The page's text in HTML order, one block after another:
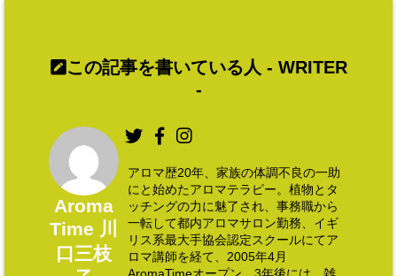
この記事を書いている人 - WRITER
-
Aroma
Time 川
口三枝
アロマ歴20年、家族の体調不良の一助
にと始めたアロマテラピー。植物とタ
ッチングの力に魅了され、事務職から
一転して都内アロマサロン勤務、イギ
リス系最大手協会認定スクールにてア
ロマ講師を経て、2005年4月
AromaTimeオープン。3年後には、雑